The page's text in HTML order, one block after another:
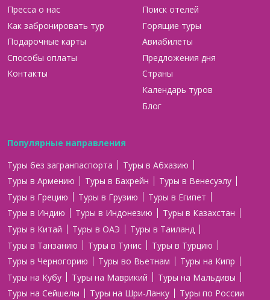
Пресса о нас
Как забронировать тур
Подарочные карты
Способы оплаты
Контакты
Поиск отелей
Горящие туры
Авиабилеты
Предложения дня
Страны
Календарь туров
Блог
Популярные направления
Туры без загранпаспорта
Туры в Абхазию
Туры в Армению
Туры в Бахрейн
Туры в Венесуэлу
Туры в Грецию
Туры в Грузию
Туры в Египет
Туры в Индию
Туры в Индонезию
Туры в Казахстан
Туры в Китай
Туры в ОАЭ
Туры в Таиланд
Туры в Танзанию
Туры в Тунис
Туры в Турцию
Туры в Черногорию
Туры во Вьетнам
Туры на Кипр
Туры на Кубу
Туры на Маврикий
Туры на Мальдивы
Туры на Сейшелы
Туры на Шри-Ланку Туры по России